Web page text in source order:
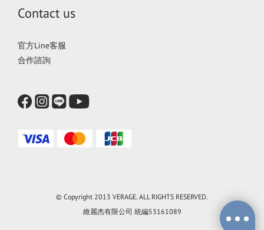
Contact us
官方Line客服
合作諮詢
© Copyright 2013 VERAGE. ALL RIGHTS RESERVED.
維麗杰有限公司 統編53161089